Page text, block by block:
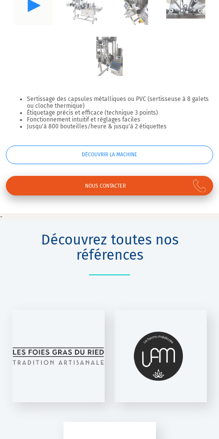
Sertissage des capsules métalliques ou PVC (sertisseuse à 8 galets
ou cloche thermique)
Étiquetage précis et efficace (technique 3 points)
Fonctionnement intuitif et réglages faciles
Jusqu'à 800 bouteilles/heure & jusqu'à 2 étiquettes
DÉCOUVRIR LA MACHINE
NOUS CONTACTER
-
Découvrez toutes nos
références